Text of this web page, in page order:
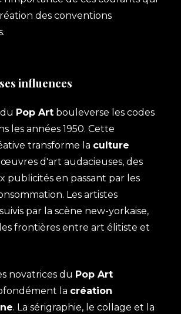
des conventions
influences
Pop Art bouleverse les codes
les années 1950. Cette
transforme la culture
d'art audacieuses, des
publicités en passant par les
Les artistes
par la scène new-yorkaise,
frontières entre art élitiste et
novatrices du Pop Art
la création
. La sérigraphie, le collage et la